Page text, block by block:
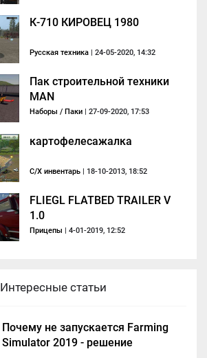
К-710 КИРОВЕЦ 1980
Русская техника | 24-05-2020, 14:32
Пак строительной техники
MAN
Наборы / Паки | 27-09-2020, 17:53
картофелесажалка
С/Х инвентарь | 18-10-2013, 18:52
FLIEGL FLATBED TRAILER V
1.0
Прицепы | 4-01-2019, 12:52
Интересные статьи
Почему не запускается Farming
Simulator 2019 - решение